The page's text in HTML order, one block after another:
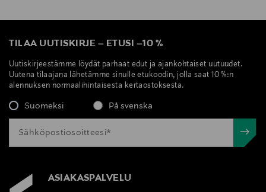
TILAA UUTISKIRJE – ETUSI –10 %
Uutiskirjeestämme löydät parhaat edut ja ajankohtaiset uutuudet.
Uutena tilaajana lähetämme sinulle etukoodin, jolla saat 10 %:n
alennuksen normaalihintaisesta kertaostoksesta.
Suomeksi På svenska
ASIAKASPALVELU